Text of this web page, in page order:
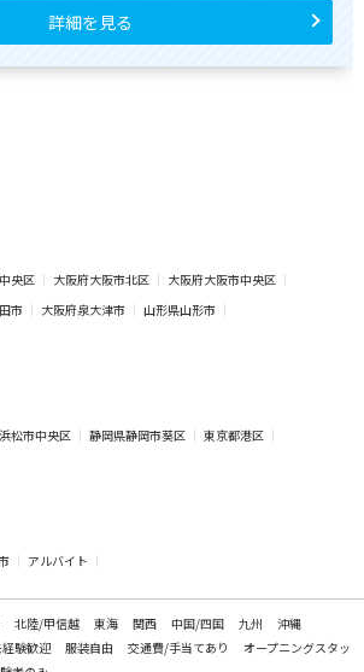
詳細を見る
央区 大阪府大阪市北区
大阪府大阪市中央区
市 大阪府泉大津市
山形県山形市
松市中央区 静岡県静岡市葵区
東京都港区
アルバイト
北陸/甲信越 東海 関西 中国/四国 九州
沖縄
験歓迎 服装自由 交通費/手当てあり
オープニングスタッ